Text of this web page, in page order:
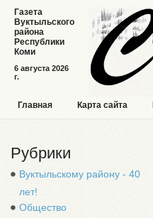
6 августа 2026
г.
Газета
Вуктыльского
района
Республики
Коми
Главная Карта сайта
Рубрики
Вуктыльскому району - 40
лет!
Общество